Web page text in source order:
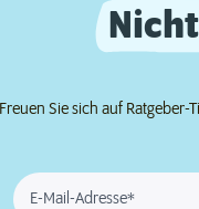
Freuen Sie sich auf
E-Mail-Adresse*